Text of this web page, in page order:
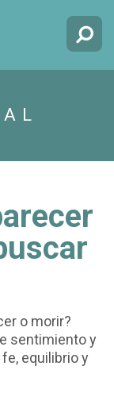
o morir?
sentimiento y
equilibrio y